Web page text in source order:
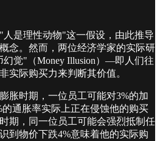
是理性动物"这一假设，由此推导
念。然而，两位经济学家的实际研
觉"（Money Illusion）—即人们往
实际购买力来判断其价值。
胀时期，一位员工可能对3%的加
通胀率实际上正在侵蚀他的购买
期，同一位员工可能会强烈抵制任
到物价下跌4%意味着他的实际购